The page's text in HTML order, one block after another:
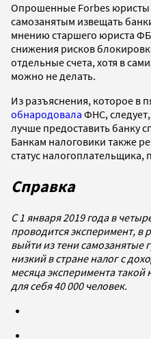
Опрошенные Forbes юристы
самозанятым извещать
мнению старшего юриста
снижения рисков
отдельные счета, хотя в
можно не делать.
Из разъяснения, которое в
обнародовала ФНС,
лучше предоставить банку
Банкам налоговики также
статус налогоплательщика,
Справка
С 1 января 2019 года в
проводится эксперимент, в
выйти из тени самозанятые
низкий в стране налог с
месяца эксперимента
для себя 40 000 человек.